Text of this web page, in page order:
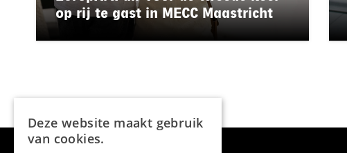
op rij te gast in MECC Maastricht
Deze website maakt gebruik
van cookies.